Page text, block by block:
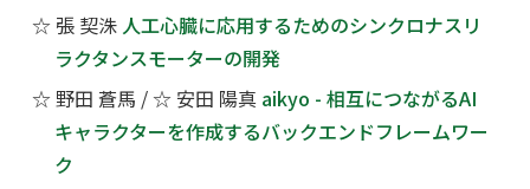
☆ 張 契洙 人工心臓に応用するためのシンクロナスリ
ラクタンスモーターの開発
☆野田 蒼馬 /☆ 安田 陽真 aikyo - 相互につながるAI
キャラクターを作成するバックエンドフレームワー
ク